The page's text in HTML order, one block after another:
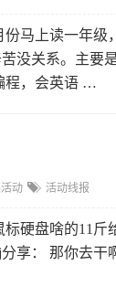
份马上读一年
没关系。主要
程，会英语 …
动 活动线报
硬盘啥的11斤
享： 那你去